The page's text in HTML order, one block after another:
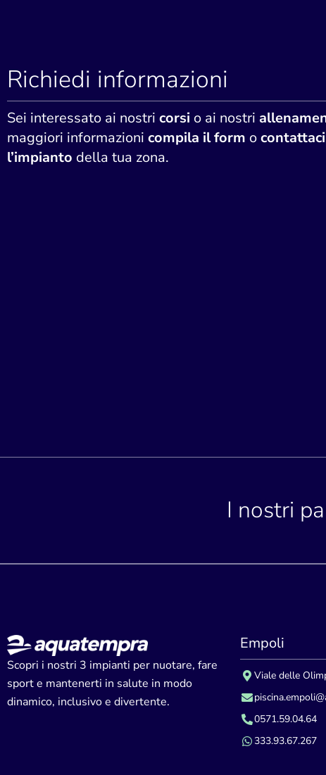
Richiedi informazioni
Sei interessato ai nostri corsi o ai nostri
maggiori informazioni compila il form o
l’impianto della tua zona.
I nostri
Scopri i nostri 3 impianti per nuotare, fare
sport e mantenerti in salute in modo
dinamico, inclusivo e divertente.
Empoli
Viale delle
0571.59.04.64
333.93.67.267